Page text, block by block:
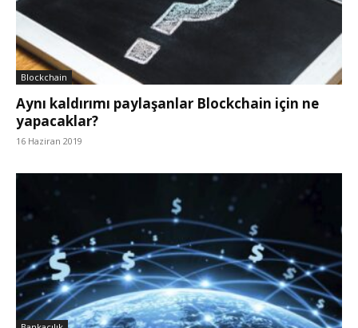
Blockchain
Aynı kaldırımı paylaşanlar Blockchain için ne
yapacaklar?
16 Haziran 2019